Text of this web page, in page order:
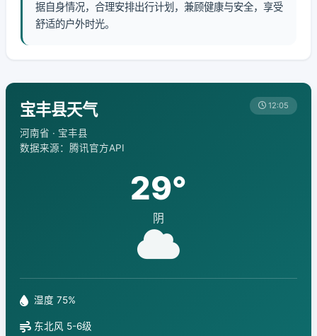
据自身情况，合理安排出行计划，兼顾健康与安全，享受
舒适的户外时光。
宝丰县天气
河南省 · 宝丰县
数据来源：腾讯官方API
12:05
29°
阴
湿度 75%
东北风 5-6级